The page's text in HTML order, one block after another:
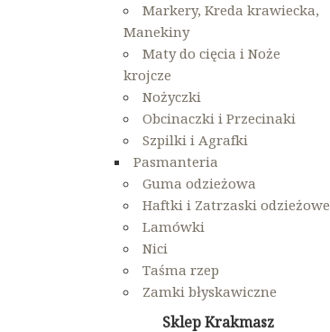
Markery, Kreda krawiecka,
Manekiny
Maty do cięcia i Noże
krojcze
Nożyczki
Obcinaczki i Przecinaki
Szpilki i Agrafki
Pasmanteria
Guma odzieżowa
Haftki i Zatrzaski odzieżowe
Lamówki
Nici
Taśma rzep
Zamki błyskawiczne
Sklep Krakmasz